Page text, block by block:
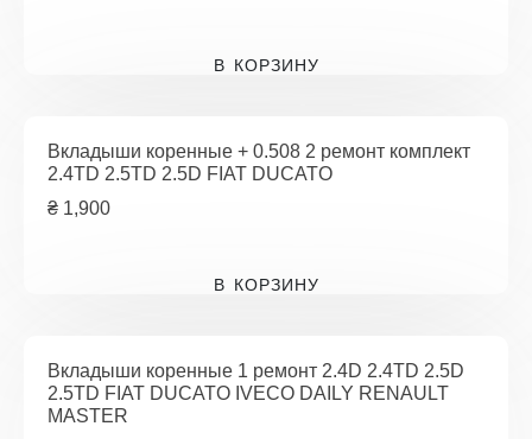
В КОРЗИНУ
Вкладыши коренные + 0.508 2 ремонт комплект
2.4TD 2.5TD 2.5D FIAT DUCATO
₴ 1,900
В КОРЗИНУ
Вкладыши коренные 1 ремонт 2.4D 2.4TD 2.5D
2.5TD FIAT DUCATO IVECO DAILY RENAULT
MASTER